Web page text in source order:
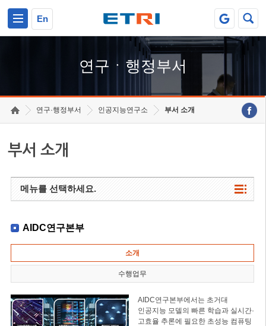
En
연구ㆍ행정부서
연구·행정부서 인공지능연구소 부서 소개
부서 소개
메뉴를 선택하세요.
AIDC연구본부
소개
수행업무
AIDC연구본부에서는 초거대
인공지능 모델의 빠른 학습과 실시간·
고효율 추론에 필요한 초성능 컴퓨팅